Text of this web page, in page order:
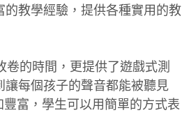
教學經驗，提供各種實用的教
的時間，更提供了遊戲式測
每個孩子的聲音都能被聽見
富，學生可以用簡單的方式表